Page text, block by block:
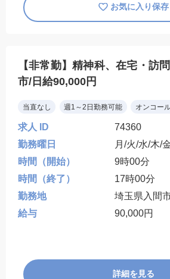
お気に入り保存
【非常勤】精神科、在宅・訪
市/日給90,000円
当直なし 週1～2日勤務可能 オンコー
求人 ID
74360
勤務曜日
月/火/水/木/
時間（開始）
9時00分
時間（終了）
17時00分
勤務地
埼玉県入間
給与
90,000円
詳細を見る